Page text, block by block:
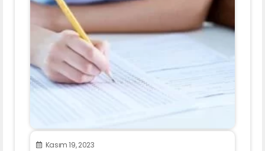
Kasım 19, 2023